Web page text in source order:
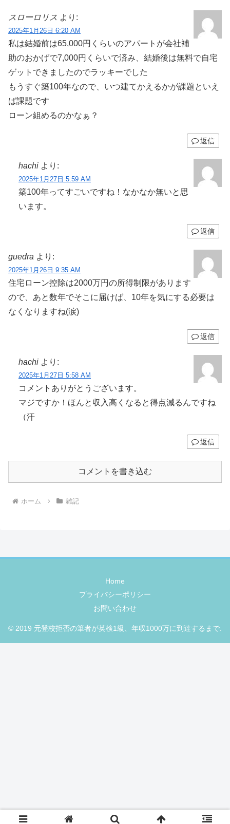
スローロリス より:
2025年1月26日 6:20 AM
私は結婚前は65,000円くらいのアパートが会社補
助のおかげで7,000円くらいで済み、結婚後は無料で自宅
ゲットできましたのでラッキーでした
もうすぐ築100年なので、いつ建てかえるかが課題といえ
ば課題です
ローン組めるのかなぁ？
返信
hachi より:
2025年1月27日 5:59 AM
築100年ってすごいですね！なかなか無いと思
います。
返信
guedra より:
2025年1月26日 9:35 AM
住宅ローン控除は2000万円の所得制限があります
ので、あと数年でそこに届けば、10年を気にする必要は
なくなりますね(涙)
返信
hachi より:
2025年1月27日 5:58 AM
コメントありがとうございます。
マジですか！ほんと収入高くなると得点減るんですね
（汗
返信
コメントを書き込む
ホーム 雑記
Home
プライバシーポリシー
お問い合わせ
© 2019 元登校拒否の筆者が英検1級、年収1000万に到達するまで.